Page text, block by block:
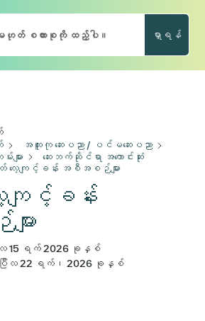
ရှာရန်
အထူးကု ဆေးပညာ / ပင်မဆေးပညာ
ျား
ဆေးဘက်ဆိုင်ရာ အကောင်းဆုံး
လေ့ကျင့်ခန်း အစီအစဉ်များ
ျင့်ခန်း
ား
လ 15 ရက် 2026 ခုနှစ်
ြီလ 22 ရက်၊ 2026 ခုနှစ်